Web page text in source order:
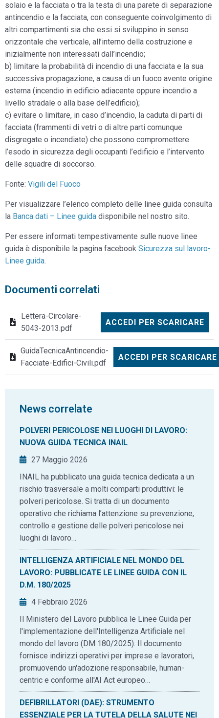
solaio e la facciata o tra la testa di una parete di separazione
antincendio e la facciata, con conseguente coinvolgimento di
altri compartimenti sia che essi si sviluppino in senso
orizzontale che verticale, all’interno della costruzione e
inizialmente non interessati dall’incendio;
b) limitare la probabilità di incendio di una facciata e la sua
successiva propagazione, a causa di un fuoco avente origine
esterna (incendio in edificio adiacente oppure incendio a
livello stradale o alla base dell’edificio);
c) evitare o limitare, in caso d’incendio, la caduta di parti di
facciata (frammenti di vetri o di altre parti comunque
disgregate o incendiate) che possono compromettere
l’esodo in sicurezza degli occupanti l’edificio e l’intervento
delle squadre di soccorso.
Fonte: Vigili del Fuoco
Per visualizzare l’elenco completo delle linee guida consulta
la Banca dati – Linee guida disponibile nel nostro sito.
Per essere informati tempestivamente sulle nuove linee
guida è disponibile la pagina facebook Sicurezza sul lavoro-
Linee guida.
Documenti correlati
Lettera-Circolare-
5043-2013.pdf
ACCEDI PER SCARICARE
GuidaTecnicaAntincendio-
Facciate-Edifici-Civili.pdf
ACCEDI PER SCARICARE
News correlate
POLVERI PERICOLOSE NEI LUOGHI DI LAVORO:
NUOVA GUIDA TECNICA INAIL
27 Maggio 2026
INAIL ha pubblicato una guida tecnica dedicata a un
rischio trasversale a molti comparti produttivi: le
polveri pericolose. Si tratta di un documento
operativo che richiama l’attenzione su prevenzione,
controllo e gestione delle polveri pericolose nei
luoghi di lavoro…
INTELLIGENZA ARTIFICIALE NEL MONDO DEL
LAVORO: PUBBLICATE LE LINEE GUIDA CON IL
D.M. 180/2025
4 Febbraio 2026
Il Ministero del Lavoro pubblica le Linee Guida per
l'implementazione dell'Intelligenza Artificiale nel
mondo del lavoro (DM 180/2025). Il documento
fornisce indirizzi operativi per imprese e lavoratori,
promuovendo un'adozione responsabile, human-
centric e conforme all'AI Act europeo…
DEFIBRILLATORI (DAE): STRUMENTO
ESSENZIALE PER LA TUTELA DELLA SALUTE NEI